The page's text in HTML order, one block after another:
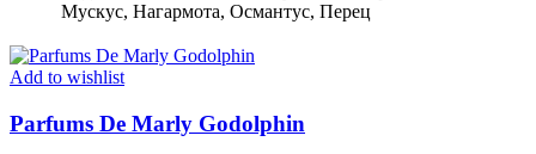
Мускус, Нагармота, Османтус, Перец
Add to wishlist
Parfums De Marly Godolphin